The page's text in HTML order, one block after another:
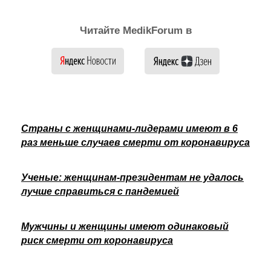
Читайте MedikForum в
Страны с женщинами-лидерами имеют в 6
раз меньше случаев смерти от коронавируса
Ученые: женщинам-президентам не удалось
лучше справиться с пандемией
Мужчины и женщины имеют одинаковый
риск смерти от коронавируса